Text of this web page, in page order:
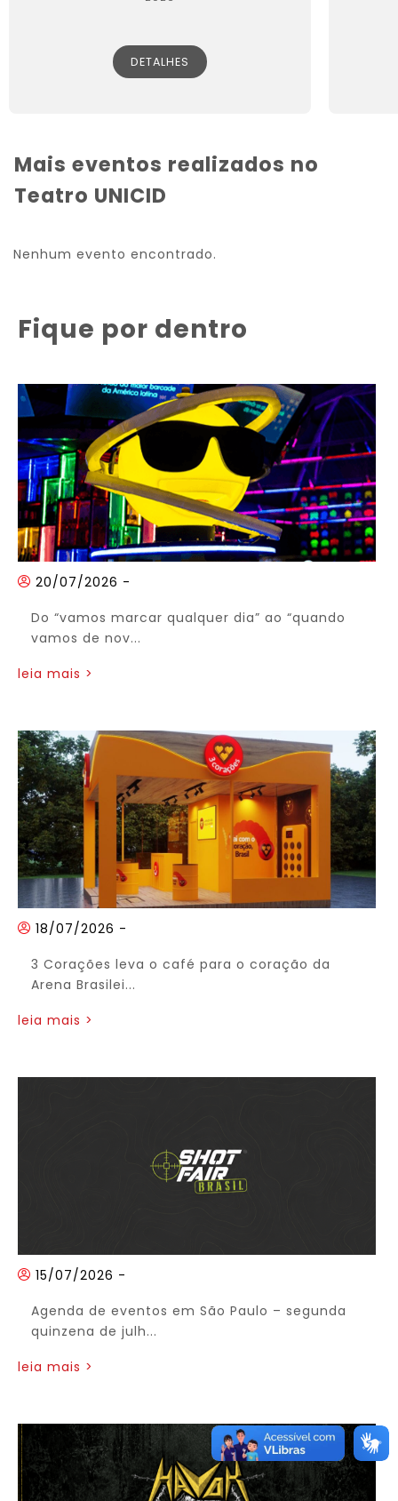
DETALHES
Mais eventos realizados no
Teatro UNICID
Nenhum evento encontrado.
Fique por dentro
20/07/2026 -
Do “vamos marcar qualquer dia” ao “quando
vamos de nov...
leia mais >
18/07/2026 -
3 Corações leva o café para o coração da
Arena Brasilei...
leia mais >
15/07/2026 -
Agenda de eventos em São Paulo – segunda
quinzena de julh...
leia mais >